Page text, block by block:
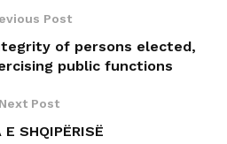
Post
of persons elected,
public functions
Next Post
E SHQIPËRISË